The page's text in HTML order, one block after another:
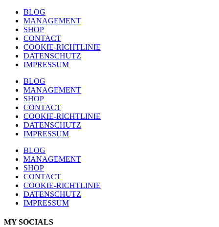
BLOG
MANAGEMENT
SHOP
CONTACT
COOKIE-RICHTLINIE
DATENSCHUTZ
IMPRESSUM
BLOG
MANAGEMENT
SHOP
CONTACT
COOKIE-RICHTLINIE
DATENSCHUTZ
IMPRESSUM
BLOG
MANAGEMENT
SHOP
CONTACT
COOKIE-RICHTLINIE
DATENSCHUTZ
IMPRESSUM
MY SOCIALS